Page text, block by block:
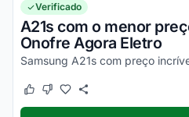
Verificado
A21s com o menor
Onofre Agora Eletro
Samsung A21s com preço
Este cupom funcionou
Este cupom não funcionou